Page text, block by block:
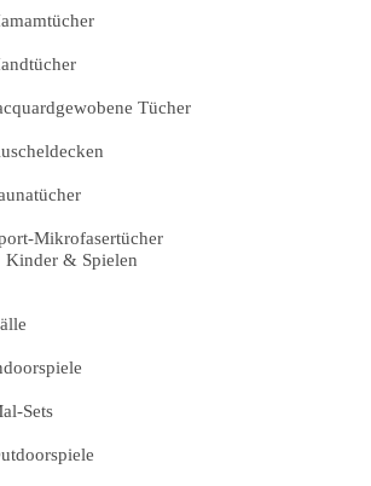
Tücher
Mikrofasertücher
Kinder & Spielen
Sets